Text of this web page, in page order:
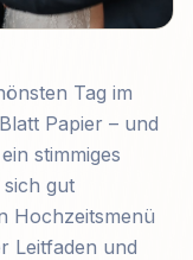
Tag im
Papier – und
stimmiges
gut
Hochzeitsmenü
Leitfaden und